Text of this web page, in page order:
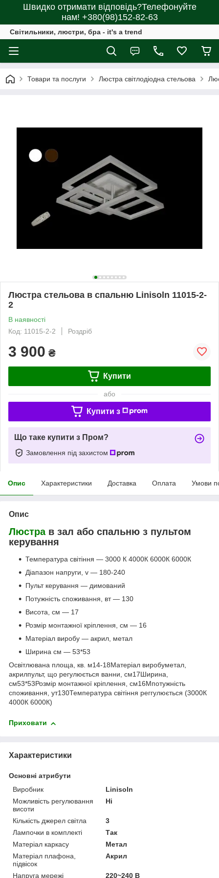
Швидко отримати відповідь?Телефонуйте
нам! +380(98)152-82-63
Світильники, люстри, бра - it's a trend
Товари та послуги Люстра світлодіодна стельова
Люстра стельова в спальню Linisoln 11015-2-
2
В наявності
Код: 11015-2-2
Роздріб
3 900 ₴
Купити
або
Купити з
Що таке купити з Пром?
Замовлення під захистом
Опис Характеристики Доставка Оплата Умови
Опис
Люстрав зал або спальню з пультом
керування
Температура світіння — 3000 К 4000К 6000К 6000К
Діапазон напруги, v — 180-240
Пульт керування — димований
Потужність споживання, вт — 130
Висота, см — 17
Розмір монтажної кріплення, см — 16
Матеріал виробу — акрил, метал
Ширина см — 53*53
Освітлювана площа, кв. м14-18Матеріал виробуметал,
акрилпульт, що регулюється ванни, см17Ширина,
см53*53Розмір монтажної кріплення, см16Мпотужність
споживання, ут130Температура світіння реггулюється (3000К
4000К 6000К)
Приховати
Характеристики
Основні атрибути
Виробник
Linisoln
Можливість регулювання
висоти
Ні
Кількість джерел світла
3
Лампочки в комплекті
Так
Матеріал каркасу
Метал
Матеріал плафона,
підвісок
Акрил
Напруга мережі 220~240 В